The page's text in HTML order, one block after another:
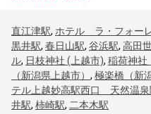
直江津駅, ホテル ラ・フォー
黒井駅, 春日山駅, 谷浜駅, 高田
ル, 日枝神社 (上越市), 稲荷神社
（新潟県上越市） , 極楽橋（新
テル上越妙高駅西口 天然温泉
井駅, 柿崎駅, 二本木駅